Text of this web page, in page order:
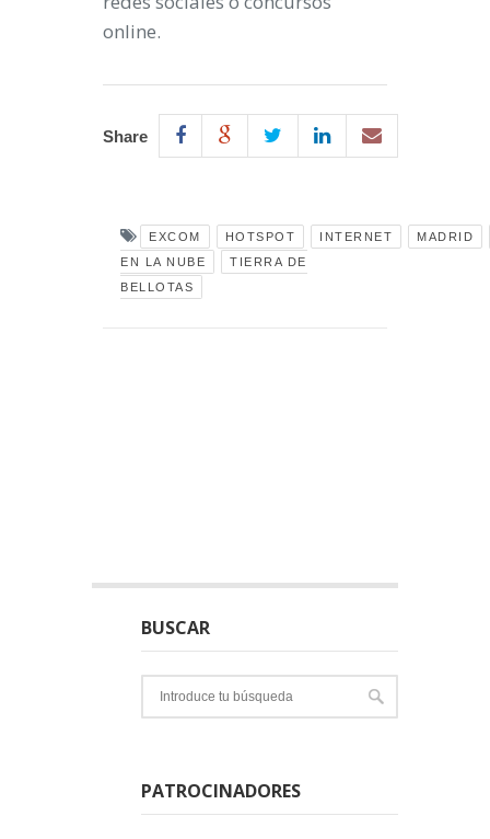
online.
Share
EXCOM HOTSPOT INTERNET
MADRID
EN LA NUBE
TIERRA DE
BELLOTAS
BUSCAR
PATROCINADORES